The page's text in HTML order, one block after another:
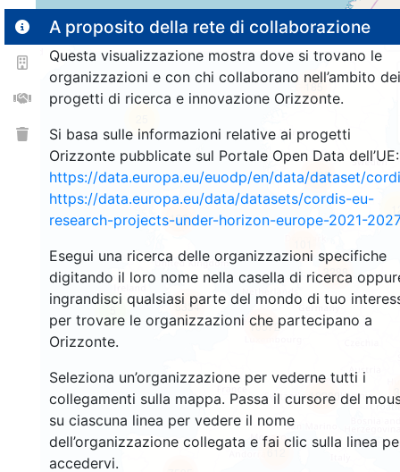
A proposito della rete di collaborazione
Questa visualizzazione mostra dove si trovano le
organizzazioni e con chi collaborano nell’ambito dei
progetti di ricerca e innovazione Orizzonte.
Si basa sulle informazioni relative ai progetti
Orizzonte pubblicate sul Portale Open Data dell’UE:
https://data.europa.eu/euodp/en/data/dataset/
https://data.europa.eu/data/datasets/cordis-eu-
research-projects-under-horizon-europe-2021-2027
Esegui una ricerca delle organizzazioni specifiche
digitando il loro nome nella casella di ricerca
ingrandisci qualsiasi parte del mondo di tuo
per trovare le organizzazioni che partecipano a
Orizzonte.
Seleziona un’organizzazione per vederne tutti i
collegamenti sulla mappa. Passa il cursore del
su ciascuna linea per vedere il nome
dell’organizzazione collegata e fai clic sulla linea
accedervi.
5
185
1369
612
120
3288
12280
5334
10572